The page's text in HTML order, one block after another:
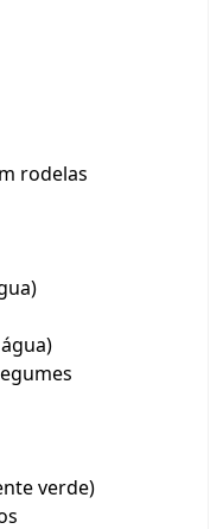
rodelas
verde)